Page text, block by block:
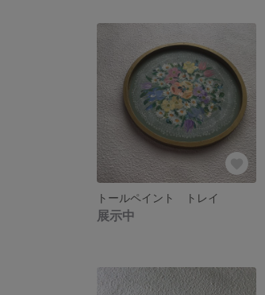
トールペイント トレイ
展示中